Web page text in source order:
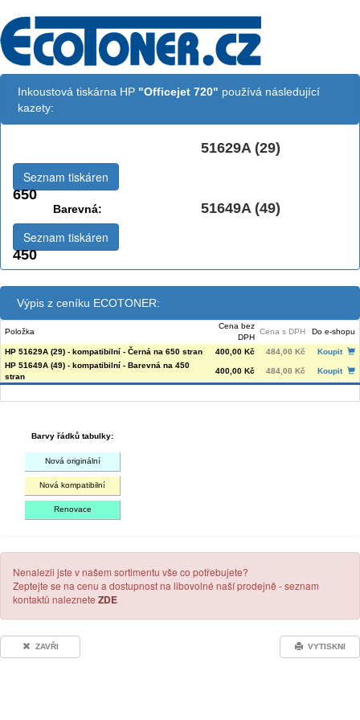
Inkoustová tiskárna HP "Officejet 720" používá následující
kazety:
51629A (29)
650
Seznam tiskáren
Barevná: 51649A (49)
450
Seznam tiskáren
Výpis z ceníku ECOTONER:
Položka
Cena bez
DPH
Cena s DPH Do e-shopu
HP 51629A (29) - kompatibilní - Černá na 650 stran 400,00 Kč 484,00 Kč
Koupit
HP 51649A (49) - kompatibilní - Barevná na 450
stran
400,00 Kč 484,00 Kč Koupit
Barvy řádků tabulky:
Nová originální
Nová kompatibilní
Renovace
Nenalezli jste v našem sortimentu vše co potřebujete?
Zeptejte se na cenu a dostupnost na libovolné naší prodejně - seznam
kontaktů naleznete ZDE
ZAVŘI VYTISKNI